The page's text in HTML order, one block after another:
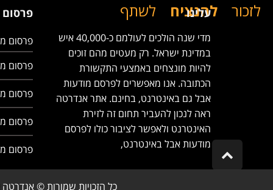
לזכור להנציח לשתף עלינו
מדי שנה הולכים לעולמם כ-40,000 איש
במדינת ישראל. רק מעטים מהם זוכים
להיות מונצחים באמצעי התקשורת
הכתובה. אנו מאפשרים לפרסם מודעות
אבל גם באינטרנט, בחינם. אתר אנדרטה
ראה לנכון להעביר תחום זה לזירת
האינטרנט ולאפשר לציבור כולו לפרסם
מודעות אבל באינטרנט,
פרסום
פרסום
פרסום
פרסום
פרסום
כל הזכויות שמורות ©
to